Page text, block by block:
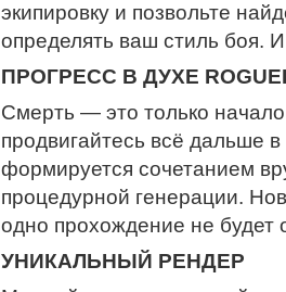
экипировку и позвольте
определять ваш стиль боя.
ПРОГРЕСС В ДУХЕ
Смерть — это только
продвигайтесь всё дальше
формируется сочетанием
процедурной генерации.
одно прохождение не будет
УНИКАЛЬНЫЙ РЕНДЕР